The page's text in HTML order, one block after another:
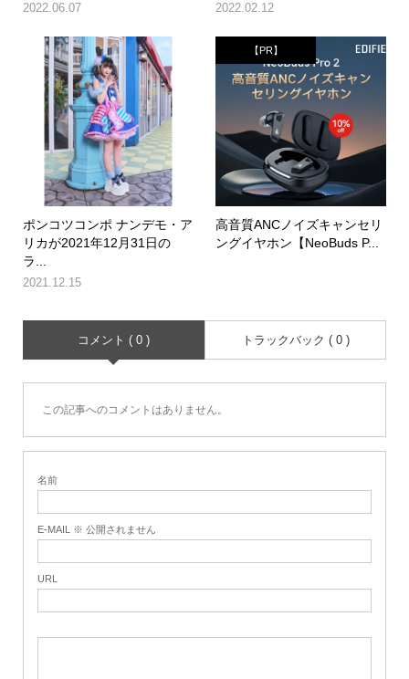
2022.06.07 2022.02.12
ポンコツコンポ ナンデモ・ア
リカが2021年12月31日の
ラ...
2021.12.15
【PR】
高音質ANCノイズキャンセリ
ングイヤホン【NeoBuds P...
コメント ( 0 ) トラックバック ( 0 )
この記事へのコメントはありません。
名前
E-MAIL ※ 公開されません
URL